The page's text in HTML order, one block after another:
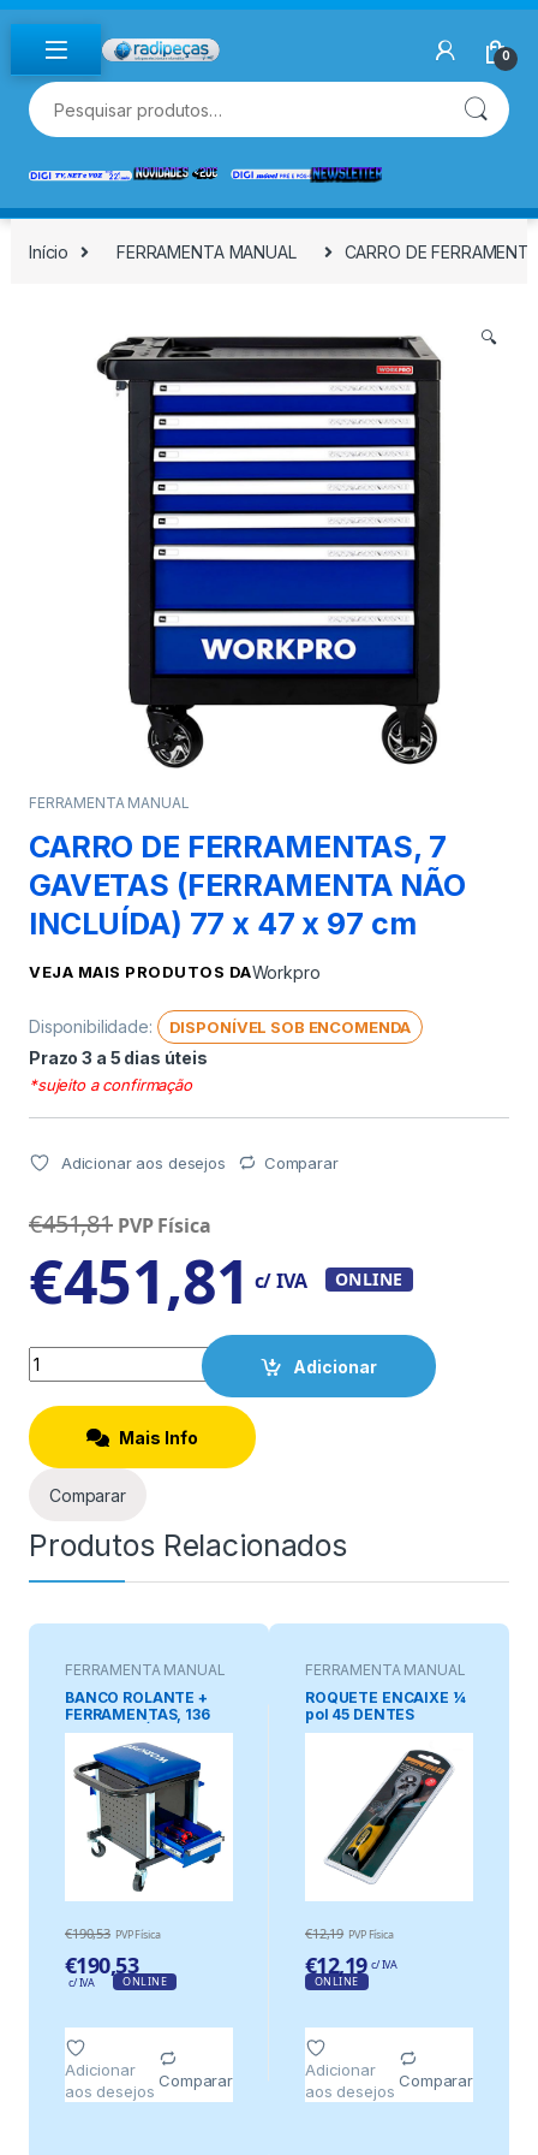
Skip to navigation
Skip to content
0
Pesquisar por:
Início FERRAMENTA MANUAL CARRO DE
🔍
FERRAMENTA MANUAL
CARRO DE FERRAMENTAS, 7
GAVETAS (FERRAMENTA NÃO
INCLUÍDA) 77 x 47 x 97 cm
VEJA MAIS PRODUTOS DAWorkpro
Disponibilidade: DISPONÍVEL SOB ENCOMENDA
Prazo 3 a 5 dias úteis
*sujeito a confirmação
Adicionar aos desejos Comparar
€451,81 PVP Física
€451,81 c/ IVA ONLINE
Quantity
Adicionar
Mais Info
Comparar
Produtos Relacionados
FERRAMENTA MANUAL
BANCO ROLANTE +
FERRAMENTAS, 136
PEÇAS, (MÉTRICO-
SAE)
€190,53 PVP Física
€190,53
c/ IVA ONLINE
Adicionar
aos desejos
Comparar
FERRAMENTA MANUAL
ROQUETE ENCAIXE ¼
pol 45 DENTES
CROMO VANADIO
€12,19 PVP Física
€12,19 c/ IVA
ONLINE
Adicionar
aos desejos
Comparar